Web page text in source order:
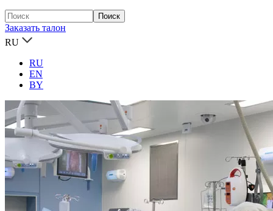
Заказать талон
RU
RU
EN
BY